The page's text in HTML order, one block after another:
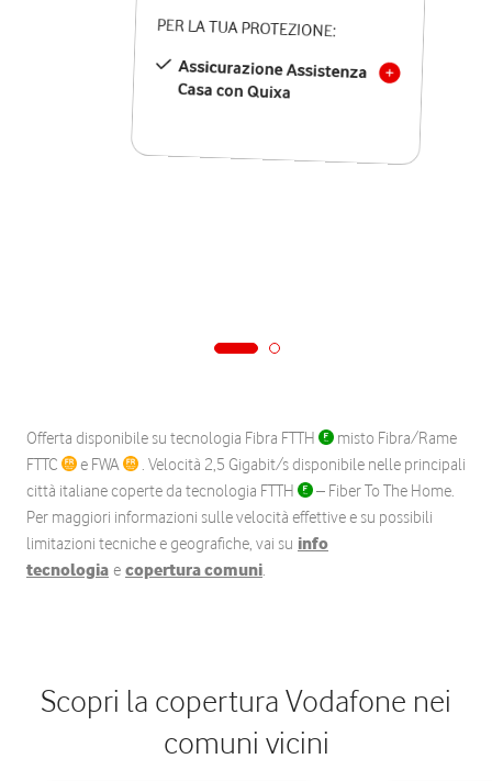
PER LA TUA PROTEZIONE:
Assicurazione Assistenza
Casa con Quixa
Offerta disponibile su tecnologia Fibra FTTH
misto Fibra/Rame
FTTC
e FWA
. Velocità 2,5 Gigabit/s disponibile nelle principali
città italiane coperte da tecnologia FTTH
– Fiber To The Home.
Per maggiori informazioni sulle velocità effettive e su possibili
limitazioni tecniche e geografiche, vai su info
tecnologia e copertura comuni.
Scopri la copertura Vodafone nei
comuni vicini